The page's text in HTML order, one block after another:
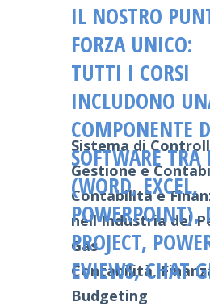
IL NOSTRO
FORZA UNICO:
TUTTI I CORSI
INCLUDONO
COMPONENTE
SOFTWARE TRA
(WORD, EXCEL,
POWERPOINT),
PROJECT,
EVIEWS, CHAT
Sistema di
Gestione e
Contabilità e
nell'Industria del
Gas
Contabilità,
Budgeting